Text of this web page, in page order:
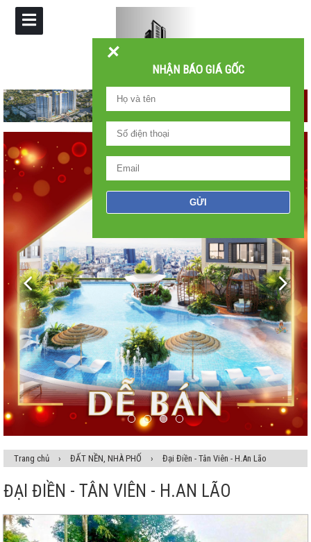
Trang chủ › ĐẤT NỀN, NHÀ PHỐ › Đại Điền - Tân Viên - H.An Lão
ĐẠI ĐIỀN - TÂN VIÊN - H.AN LÃO
NHẬN BÁO GIÁ GỐC
+